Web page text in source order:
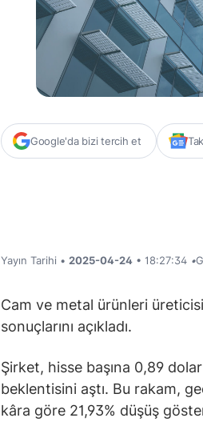
Google'da bizi tercih et
Yayın Tarihi • 2025-04-24 • 18:27:34 •
Cam ve metal ürünleri
sonuçlarını açıkladı.
Şirket, hisse başına 0,89
beklentisini aştı. Bu rakam,
kâra göre 21,93% düşüş